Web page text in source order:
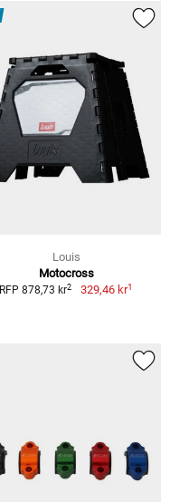
Louis
Motocross
RFP 878,73 kr2 329,46 kr1